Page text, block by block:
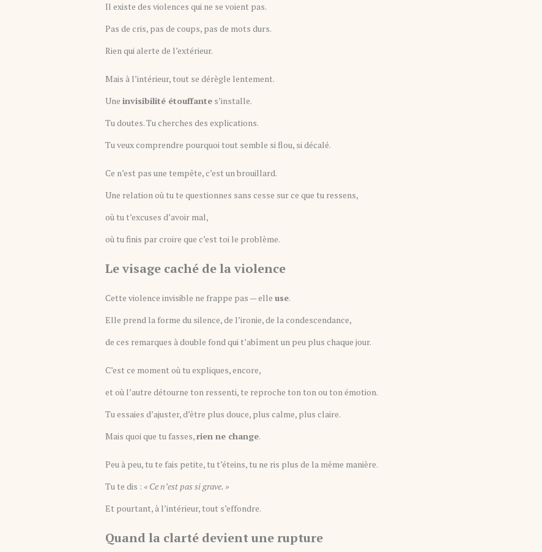
Il existe des violences qui ne se voient pas.
Pas de cris, pas de coups, pas de mots durs.
Rien qui alerte de l’extérieur.
Mais à l’intérieur, tout se dérègle lentement.
Une invisibilité étouffante s’installe.
Tu doutes. Tu cherches des explications.
Tu veux comprendre pourquoi tout semble si flou, si décalé.
Ce n’est pas une tempête, c’est un brouillard.
Une relation où tu te questionnes sans cesse sur ce que tu ressens,
où tu t’excuses d’avoir mal,
où tu finis par croire que c’est toi le problème.
Le visage caché de la violence
Cette violence invisible ne frappe pas — elle use.
Elle prend la forme du silence, de l’ironie, de la condescendance,
de ces remarques à double fond qui t’abîment un peu plus chaque jour.
C’est ce moment où tu expliques, encore,
et où l’autre détourne ton ressenti, te reproche ton ton ou ton émotion.
Tu essaies d’ajuster, d’être plus douce, plus calme, plus claire.
Mais quoi que tu fasses,rien ne change.
Peu à peu, tu te fais petite, tu t’éteins, tu ne ris plus de la même manière.
Tu te dis : « Ce n’est pas si grave. »
Et pourtant, à l’intérieur, tout s’effondre.
Quand la clarté devient une rupture